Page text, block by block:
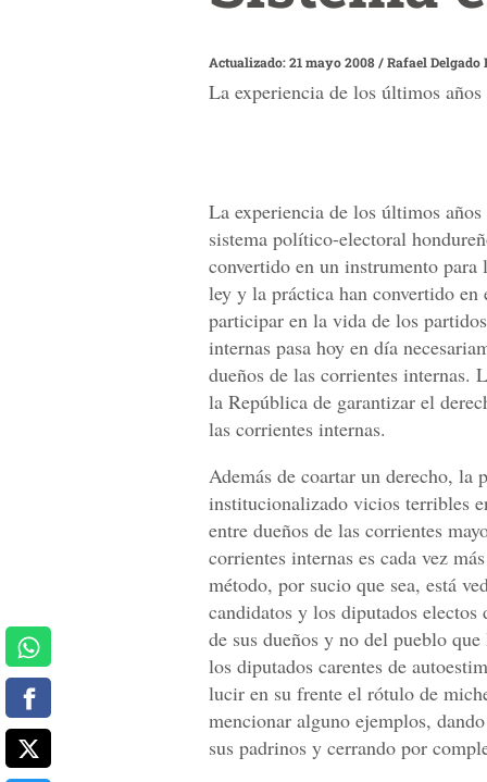
Actualizado: 21 mayo 2008/Rafael Delgado
La experiencia de los últimos
La experiencia de los últimos
sistema político-electoral
convertido en un instrumento
ley y la práctica han convertido
participar en la vida de los
internas pasa hoy en día
dueños de las corrientes
la República de garantizar el
las corrientes internas.
Además de coartar un derecho, la
institucionalizado vicios terribles
entre dueños de las corrientes
corrientes internas es cada vez
método, por sucio que sea, está
candidatos y los diputados electos
de sus dueños y no del pueblo
los diputados carentes de
lucir en su frente el rótulo de
mencionar alguno ejemplos,
sus padrinos y cerrando por